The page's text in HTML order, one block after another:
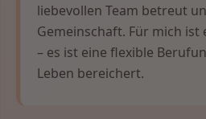
liebevollen Team betreut
Gemeinschaft. Für mich ist
– es ist eine flexible
Leben bereichert.